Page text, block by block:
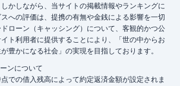
かしながら、当サイトの掲載情報やランキングに
への評価は、提携の有無や金銭による影響を一切
ローン（キャッシング）について、客観的かつ公
ト利用者に提供することにより、「世の中からお
豊かになる社会」の実現を目指しております。
ンについて
での借入残高によって約定返済金額が設定されま